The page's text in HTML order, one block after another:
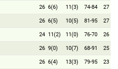
26 6(6) 11(3) 74-84 27
26 6(5) 10(5) 81-95 27
24 11(2) 11(0) 76-70 26
26 9(0) 10(7) 68-91 25
26 6(4) 13(3) 79-95 23